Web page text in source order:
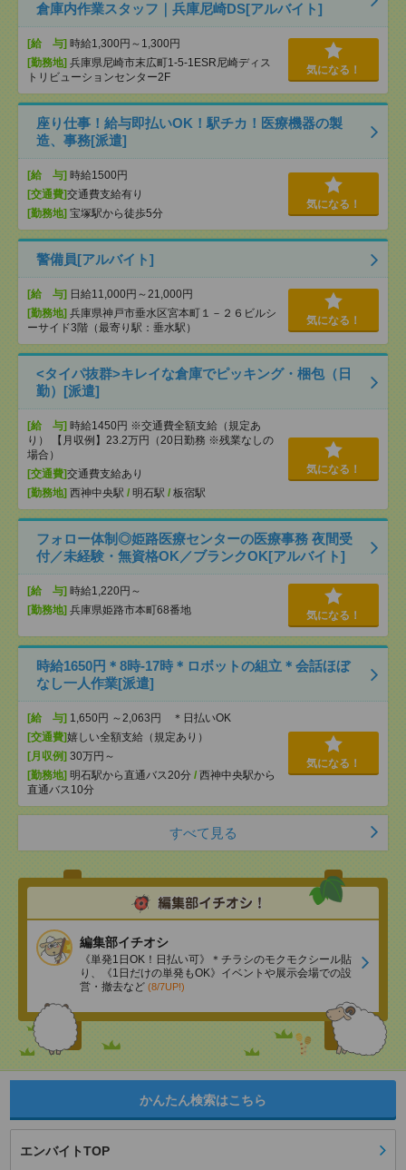
倉庫内作業スタッフ｜兵庫尼崎DS[アルバイト]
[給 与] 時給1,300円～1,300円
[勤務地] 兵庫県尼崎市末広町1-5-1ESR尼崎ディス
トリビューションセンター2F
気になる！
座り仕事！給与即払いOK！駅チカ！医療機器の製
造、事務[派遣]
[給 与] 時給1500円
[交通費]交通費支給有り
[勤務地] 宝塚駅から徒歩5分
気になる！
警備員[アルバイト]
[給 与] 日給11,000円～21,000円
[勤務地] 兵庫県神戸市垂水区宮本町１－２６ビルシ
ーサイド3階（最寄り駅：垂水駅）
気になる！
<タイパ抜群>キレイな倉庫でピッキング・梱包（日
勤）[派遣]
[給 与] 時給1450円 ※交通費全額支給（規定あ
り） 【月収例】23.2万円（20日勤務 ※残業なしの
場合）
[交通費]交通費支給あり
[勤務地] 西神中央駅 / 明石駅 / 板宿駅
気になる！
フォロー体制◎姫路医療センターの医療事務 夜間受
付／未経験・無資格OK／ブランクOK[アルバイト]
[給 与] 時給1,220円～
[勤務地] 兵庫県姫路市本町68番地 気になる！
時給1650円＊8時-17時＊ロボットの組立＊会話ほぼ
なし一人作業[派遣]
[給 与] 1,650円 ～2,063円 ＊日払いOK
[交通費]嬉しい全額支給（規定あり）
[月収例] 30万円～
[勤務地] 明石駅から直通バス20分 / 西神中央駅から
直通バス10分
気になる！
すべて見る
編集部イチオシ
《単発1日OK！日払い可》＊チラシのモクモクシール貼
り、《1日だけの単発もOK》イベントや展示会場での設
営・撤去など (8/7UP!)
かんたん検索はこちら
エンバイトTOP